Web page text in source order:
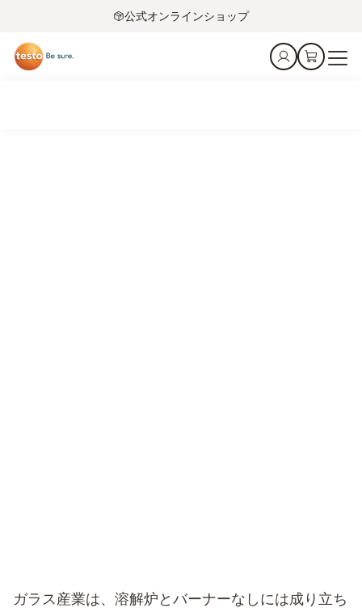
公式オンラインショップ
ガラス産業は、溶解炉とバーナーなしには成り立ち